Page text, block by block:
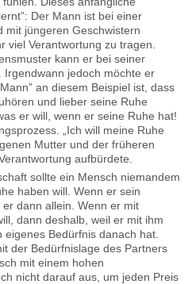
Der Mann ist bei einer
mit jüngeren Geschwistern
viel Verantwortung zu tragen.
kann er bei seiner
jedoch möchte er
an diesem Beispiel ist, dass
und lieber seine Ruhe
er will, wenn er seine Ruhe hat!
„Ich will meine Ruhe
Mutter und der früheren
aufbürdete.
sollte ein Mensch niemandem
haben will. Wenn er sein
dann allein. Wenn er mit
dann deshalb, weil er mit ihm
Bedürfnis danach hat.
der Bedürfnislage des Partners
mit einem hohen
nicht darauf aus, um jeden Preis